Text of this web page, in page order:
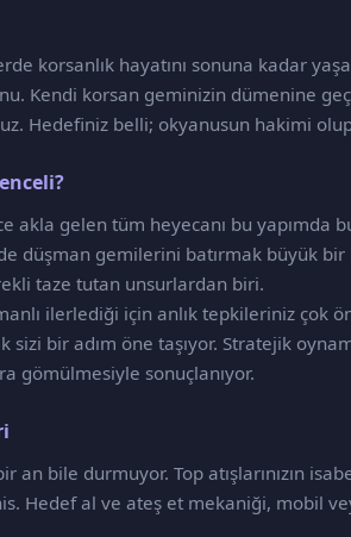
korsanlık hayatını sonuna kadar
Kendi korsan geminizin dümenine
Hedefiniz belli; okyanusun hakimi
akla gelen tüm heyecanı bu yapımda
düşman gemilerini batırmak büyük
taze tutan unsurlardan biri.
ilerlediği için anlık tepkileriniz çok
sizi bir adım öne taşıyor. Stratejik
gömülmesiyle sonuçlanıyor.
an bile durmuyor. Top atışlarınızın
Hedef al ve ateş et mekaniği, mobil